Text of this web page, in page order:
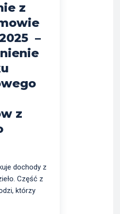
z
–
z
dochody z
Część z
którzy